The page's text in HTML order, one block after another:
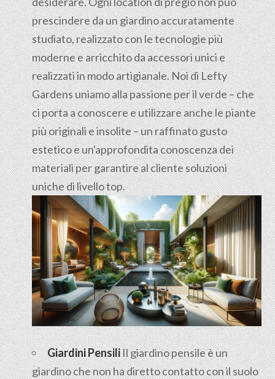
prescindere da un giardino accuratamente
studiato, realizzato con le tecnologie più
moderne e arricchito da accessori unici e
realizzati in modo artigianale. Noi di Lefty
Gardens uniamo alla passione per il verde – che
ci porta a conoscere e utilizzare anche le piante
più originali e insolite – un raffinato gusto
estetico e un'approfondita conoscenza dei
materiali per garantire al cliente soluzioni
uniche di livello top.
Giardini PensiliIlgiardino pensileè un
giardino che non ha diretto contatto con il suolo